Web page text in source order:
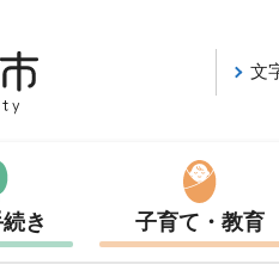
文
き 子育て・教育